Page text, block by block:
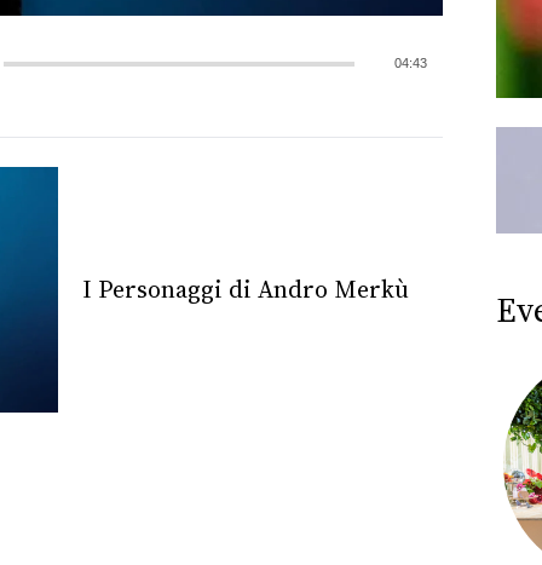
04:43
I Personaggi di Andro Merkù